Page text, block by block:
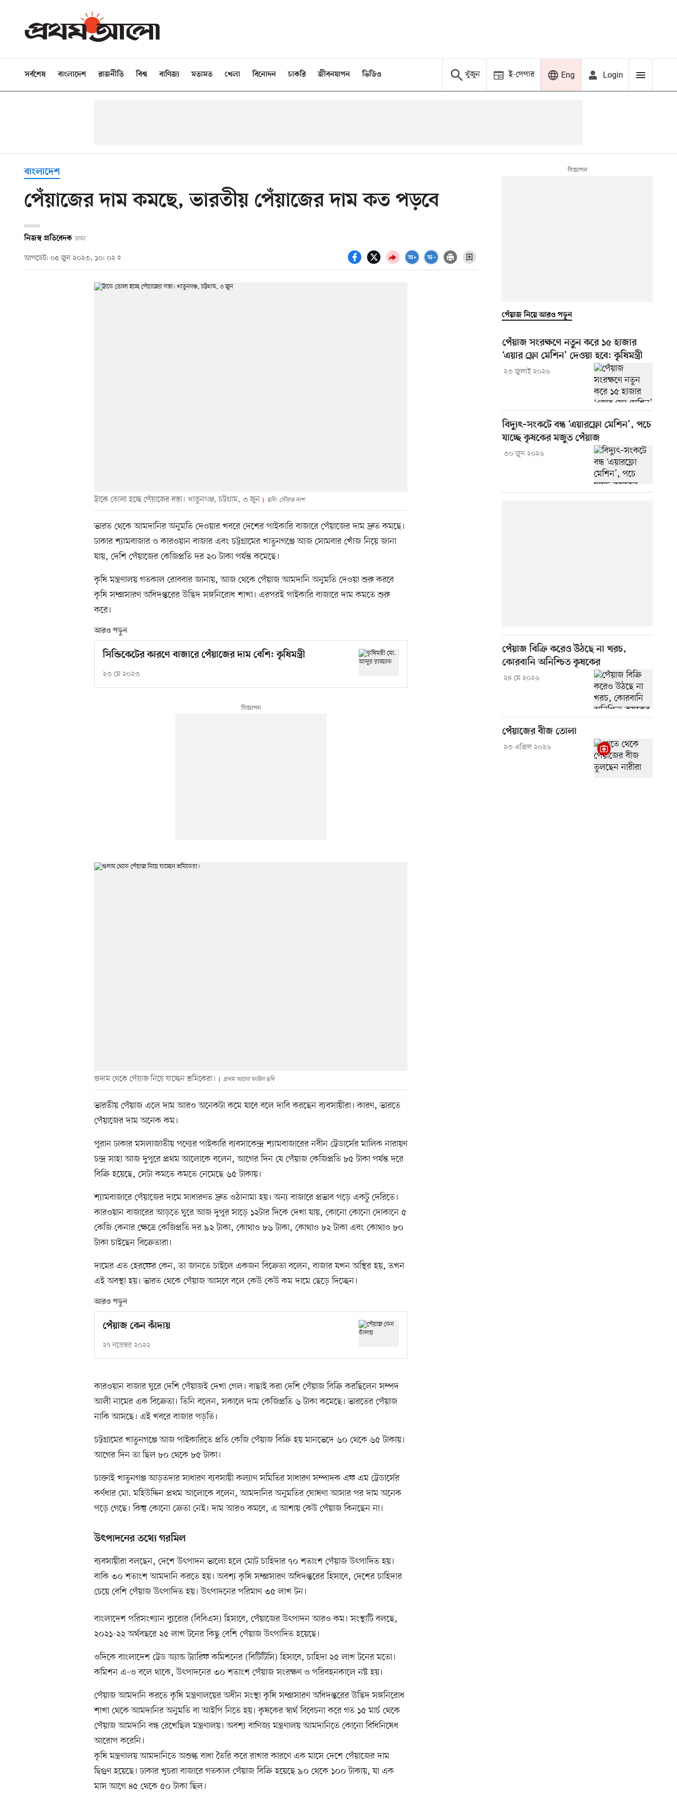
সর্বশেষ বাংলাদেশ রাজনীতি বিশ্ব বাণিজ্য মতামত খেলা বিনোদন চাকরি জীবনযাপন ভিডিও খুঁজুন ই-পেপার Eng Login
বাংলাদেশ
পেঁয়াজের দাম কমছে, ভারতীয় পেঁয়াজের দাম কত পড়বে
নিজস্ব প্রতিবেদক ঢাকা
আপডেট: ০৫ জুন ২০২৩, ১০: ০২
ট্রাকে তোলা হচ্ছে পেঁয়াজের বস্তা। খাতুনগঞ্জ, চট্টগ্রাম, ৩ জুন ছবি: সৌরভ দাশ
ভারত থেকে আমদানির অনুমতি দেওয়ার খবরে দেশের পাইকারি বাজারে পেঁয়াজের দাম দ্রুত কমছে।
ঢাকার শ্যামবাজার ও কারওয়ান বাজার এবং চট্টগ্রামের খাতুনগঞ্জে আজ সোমবার খোঁজ নিয়ে জানা
যায়, দেশি পেঁয়াজের কেজিপ্রতি দর ২০ টাকা পর্যন্ত কমেছে।
কৃষি মন্ত্রণালয় গতকাল রোববার জানায়, আজ থেকে পেঁয়াজ আমদানি অনুমতি দেওয়া শুরু করবে
কৃষি সম্প্রসারণ অধিদপ্তরের উদ্ভিদ সঙ্গনিরোধ শাখা। এরপরই পাইকারি বাজারে দাম কমতে শুরু
করে।
আরও পড়ুন
সিন্ডিকেটের কারণে বাজারে পেঁয়াজের দাম বেশি: কৃষিমন্ত্রী
২৩ মে ২০২৩
গুদাম থেকে পেঁয়াজ নিয়ে যাচ্ছেন শ্রমিকেরা। প্রথম আলো ফাইল ছবি
ভারতীয় পেঁয়াজ এলে দাম আরও অনেকটা কমে যাবে বলে দাবি করছেন ব্যবসায়ীরা। কারণ, ভারতে
পেঁয়াজের দাম অনেক কম।
পুরান ঢাকার মসলাজাতীয় পণ্যের পাইকারি ব্যবসাকেন্দ্র শ্যামবাজারের নবীন ট্রেডার্সের মালিক নারায়ণ
চন্দ্র সাহা আজ দুপুরে প্রথম আলোকে বলেন, আগের দিন যে পেঁয়াজ কেজিপ্রতি ৮৫ টাকা পর্যন্ত দরে
বিক্রি হয়েছে, সেটা কমতে কমতে নেমেছে ৬৫ টাকায়।
শ্যামবাজারে পেঁয়াজের দামে সাধারণত দ্রুত ওঠানামা হয়। অন্য বাজারে প্রভাব পড়ে একটু দেরিতে।
কারওয়ান বাজারের আড়তে ঘুরে আজ দুপুর সাড়ে ১২টার দিকে দেখা যায়, কোনো কোনো দোকানে ৫
কেজি কেনার ক্ষেত্রে কেজিপ্রতি দর ৯২ টাকা, কোথাও ৮৬ টাকা, কোথাও ৮২ টাকা এবং কোথাও ৮০
টাকা চাইছেন বিক্রেতারা।
দামের এত হেরফের কেন, তা জানতে চাইলে একজন বিক্রেতা বলেন, বাজার যখন অস্থির হয়, তখন
এই অবস্থা হয়। ভারত থেকে পেঁয়াজ আসবে বলে কেউ কেউ কম দামে ছেড়ে দিচ্ছেন।
আরও পড়ুন
পেঁয়াজ কেন কাঁদায়
২৭ নভেম্বর ২০২২
কারওয়ান বাজার ঘুরে দেশি পেঁয়াজই দেখা গেল। বাছাই করা দেশি পেঁয়াজ বিক্রি করছিলেন সম্পদ
আলী নামের এক বিক্রেতা। তিনি বলেন, সকালে দাম কেজিপ্রতি ৬ টাকা কমেছে। ভারতের পেঁয়াজ
নাকি আসছে। এই খবরে বাজার পড়তি।
চট্টগ্রামের খাতুনগঞ্জে আজ পাইকারিতে প্রতি কেজি পেঁয়াজ বিক্রি হয় মানভেদে ৬০ থেকে ৬৫ টাকায়।
আগের দিন তা ছিল ৮০ থেকে ৮৫ টাকা।
চাক্তাই খাতুনগঞ্জ আড়তদার সাধারণ ব্যবসায়ী কল্যাণ সমিতির সাধারণ সম্পাদক এফ এম ট্রেডার্সের
কর্ণধার মো. মহিউদ্দিন প্রথম আলোকে বলেন, আমদানির অনুমতির ঘোষণা আসার পর দাম অনেক
পড়ে গেছে। কিন্তু কোনো ক্রেতা নেই। দাম আরও কমবে, এ আশায় কেউ পেঁয়াজ কিনছেন না।
উৎপাদনের তথ্যে গরমিল
ব্যবসায়ীরা বলছেন, দেশে উৎপাদন ভালো হলে মোট চাহিদার ৭০ শতাংশ পেঁয়াজ উৎপাদিত হয়।
বাকি ৩০ শতাংশ আমদানি করতে হয়। অবশ্য কৃষি সম্প্রসারণ অধিদপ্তরের হিসাবে, দেশের চাহিদার
চেয়ে বেশি পেঁয়াজ উৎপাদিত হয়। উৎপাদনের পরিমাণ ৩৫ লাখ টন।
বাংলাদেশ পরিসংখ্যান ব্যুরোর (বিবিএস) হিসাবে, পেঁয়াজের উৎপাদন আরও কম। সংস্থাটি বলছে,
২০২১-২২ অর্থবছরে ২৫ লাখ টনের কিছু বেশি পেঁয়াজ উৎপাদিত হয়েছে।
ওদিকে বাংলাদেশ ট্রেড অ্যান্ড ট্যারিফ কমিশনের (বিটিটিসি) হিসাবে, চাহিদা ২৫ লাখ টনের মতো।
কমিশন এ–ও বলে থাকে, উৎপাদনের ৩০ শতাংশ পেঁয়াজ সংরক্ষণ ও পরিবহনকালে নষ্ট হয়।
পেঁয়াজ আমদানি করতে কৃষি মন্ত্রণালয়ের অধীন সংস্থা কৃষি সম্প্রসারণ অধিদপ্তরের উদ্ভিদ সঙ্গনিরোধ
শাখা থেকে আমদানির অনুমতি বা আইপি নিতে হয়। কৃষকের স্বার্থ বিবেচনা করে গত ১৫ মার্চ থেকে
পেঁয়াজ আমদানি বন্ধ রেখেছিল মন্ত্রণালয়। অবশ্য বাণিজ্য মন্ত্রণালয় আমদানিতে কোনো বিধিনিষেধ
আরোপ করেনি।
কৃষি মন্ত্রণালয় আমদানিতে অশুল্ক বাধা তৈরি করে রাখার কারণে এক মাসে দেশে পেঁয়াজের দাম
দ্বিগুণ হয়েছে। ঢাকার খুচরা বাজারে গতকাল পেঁয়াজ বিক্রি হয়েছে ৯০ থেকে ১০০ টাকায়, যা এক
মাস আগে ৪৫ থেকে ৫০ টাকা ছিল।
পেঁয়াজ নিয়ে আরও পড়ুন
পেঁয়াজ সংরক্ষণে নতুন করে ১৫ হাজার
‘এয়ার ফ্লো মেশিন’ দেওয়া হবে: কৃষিমন্ত্রী
২৩ জুলাই ২০২৬
বিদ্যুৎ–সংকটে বন্ধ ‘এয়ারফ্লো মেশিন’, পচে
যাচ্ছে কৃষকের মজুত পেঁয়াজ
৩০ জুন ২০২৬
পেঁয়াজ বিক্রি করেও উঠছে না খরচ,
কোরবানি অনিশ্চিত কৃষকের
২৪ মে ২০২৬
পেঁয়াজের বীজ তোলা
২৩ এপ্রিল ২০২৬